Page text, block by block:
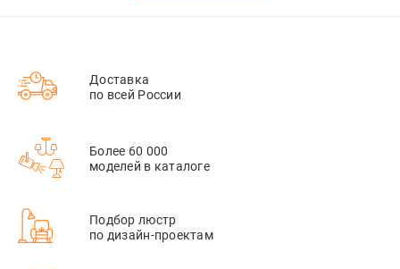
Доставка
по всей России
Более 60 000
моделей в каталоге
Подбор люстр
по дизайн-проектам